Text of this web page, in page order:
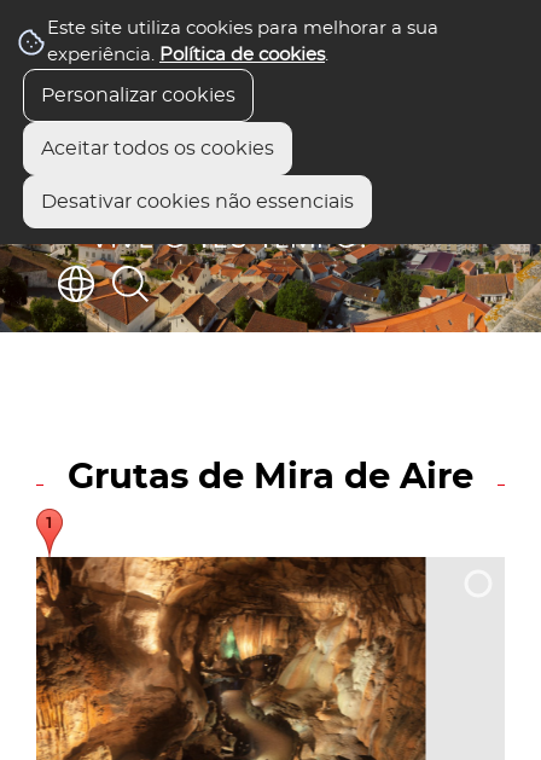
Este site utiliza cookies para melhorar a sua
experiência. Política de cookies.
Personalizar cookies
Aceitar todos os cookies
Desativar cookies não essenciais
Grutas de Mira de Aire